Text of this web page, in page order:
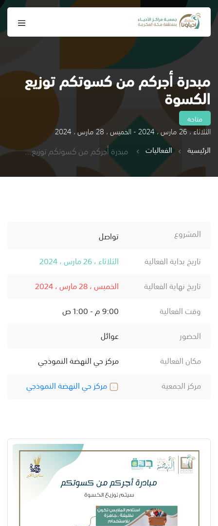
مبدرة أجركم من كسوتكم توزيع
الكسوة
متاحة
الثلاثاء ، 26 مارس ، 2024 - الخميس ، 28 مارس ، 2024
الرئيسية
الفعاليات مبدرة أجركم من كسوتكم توزيع الكسوة
المشروع
تواصل
تاريخ بداية الفعالية
الثلاثاء ، 26 مارس ، 2024
تاريخ نهاية الفعالية
الخميس ، 28 مارس ، 2024
وقت الفعالية
9:00 م - 1:00 ص
الحضور
عوائل
مكان الفعالية
مركز حي النهضة النموذجي
مركز الجمعية
مركز حي النهضة النموذجي